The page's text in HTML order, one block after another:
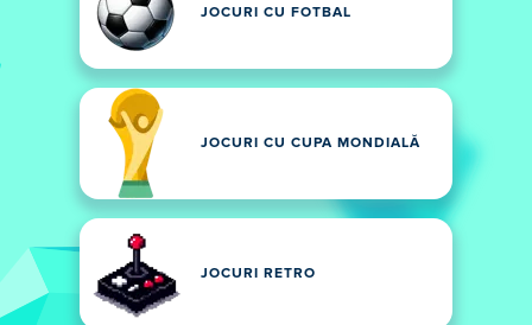
JOCURI CU FOTBAL
JOCURI CU CUPA MONDIALĂ
JOCURI RETRO